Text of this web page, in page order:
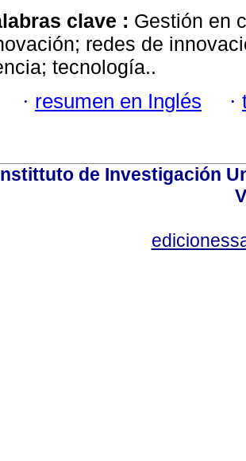
clave : Gestión en
redes de
tecnología..
· resumen en Inglés ·
de Investigación